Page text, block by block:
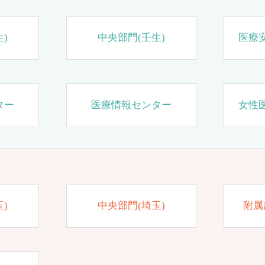
) 中央部門(壬生) 医療
ー 医療情報センター 女性
) 中央部門(埼玉) 附